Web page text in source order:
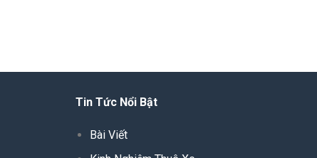
Tin Tức Nổi Bật
Bài Viết